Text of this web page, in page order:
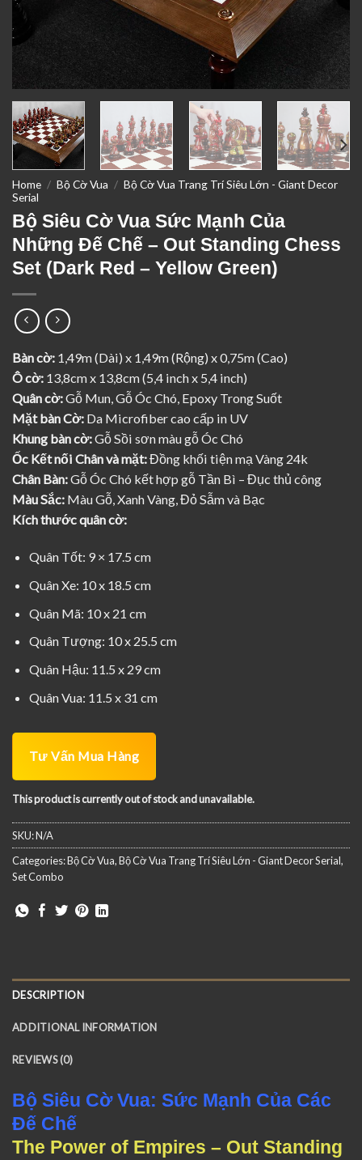
Home / Bộ Cờ Vua / Bộ Cờ Vua Trang Trí Siêu Lớn - Giant Decor
Serial
Bộ Siêu Cờ Vua Sức Mạnh Của
Những Đế Chế – Out Standing Chess
Set (Dark Red – Yellow Green)
Bàn cờ: 1,49m (Dài) x 1,49m (Rộng) x 0,75m (Cao)
Ô cờ: 13,8cm x 13,8cm (5,4 inch x 5,4 inch)
Quân cờ:Gỗ Mun, Gỗ Óc Chó, Epoxy Trong Suốt
Mặt bàn Cờ: Da Microfiber cao cấp in UV
Khung bàn cờ:Gỗ Sồi sơn màu gỗ Óc Chó
Ốc Kết nối Chân và mặt:Đồng khối tiện mạ Vàng 24k
Chân Bàn:Gỗ Óc Chó kết hợp gỗ Tần Bì – Đục thủ công
Màu Sắc: Màu Gỗ, Xanh Vàng, Đỏ Sẫm và Bạc
Kích thước quân cờ:
Quân Tốt: 9 × 17.5 cm
Quân Xe: 10 x 18.5 cm
Quân Mã: 10 x 21 cm
Quân Tượng: 10 x 25.5 cm
Quân Hậu: 11.5 x 29 cm
Quân Vua: 11.5 x 31 cm
Tư Vấn Mua Hàng
This product is currently out of stock and unavailable.
SKU:N/A
Categories:Bộ Cờ Vua,Bộ Cờ Vua Trang Trí Siêu Lớn - Giant Decor Serial,
Set Combo
DESCRIPTION
ADDITIONAL INFORMATION
REVIEWS (0)
Bộ Siêu Cờ Vua: Sức Mạnh Của Các
Đế Chế
The Power of Empires – Out Standing